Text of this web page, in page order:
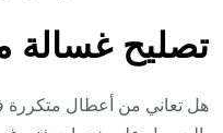
تصليح غسالة
هل تعاني من أعطال متكررة